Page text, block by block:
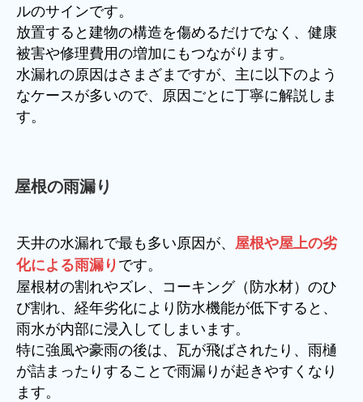
ルのサインです。
放置すると建物の構造を傷めるだけでなく、健康
被害や修理費用の増加にもつながります。
水漏れの原因はさまざまですが、主に以下のよう
なケースが多いので、原因ごとに丁寧に解説しま
す。
屋根の雨漏り
天井の水漏れで最も多い原因が、 屋根や屋上の劣
化による雨漏りです。
屋根材の割れやズレ、コーキング（防水材）のひ
び割れ、経年劣化により防水機能が低下すると、
雨水が内部に浸入してしまいます。
特に強風や豪雨の後は、瓦が飛ばされたり、雨樋
が詰まったりすることで雨漏りが起きやすくなり
ます。